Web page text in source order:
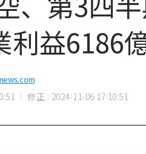
利益6186
修正 : 2024-11-06 17:10:51